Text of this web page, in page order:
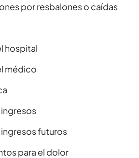
por resbalones o caídas
hospital
médico
futuros
para el dolor